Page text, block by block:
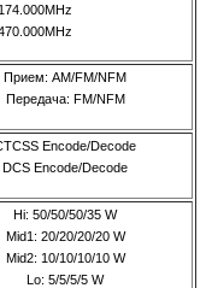
Прием: AM/FM/NFM
Передача: FM/NFM
Encode/Decode
DCS Encode/Decode
Hi: 50/50/50/35 W
Mid1: 20/20/20/20 W
Mid2: 10/10/10/10 W
Lo: 5/5/5/5 W